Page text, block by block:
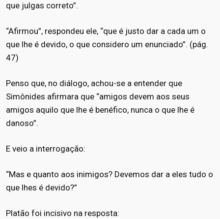
que julgas correto”.
“Afirmou”, respondeu ele, “que é justo dar a cada um o
que lhe é devido, o que considero um enunciado”. (pág.
47)
Penso que, no diálogo, achou-se a entender que
Simônides afirmara que “amigos devem aos seus
amigos aquilo que lhe é benéfico, nunca o que lhe é
danoso”.
E veio a interrogação:
“Mas e quanto aos inimigos? Devemos dar a eles tudo o
que lhes é devido?”
Platão foi incisivo na resposta: